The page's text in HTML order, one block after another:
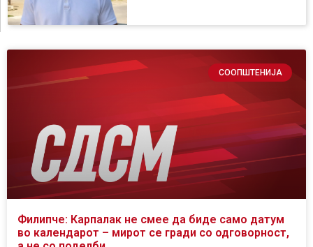
СООПШТЕНИЈА
Филипче: Карпалак не смее да биде само датум
во календарот – мирот се гради со одговорност,